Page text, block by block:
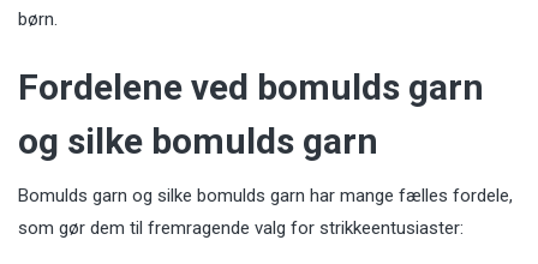
børn.
Fordelene ved bomulds garn
og silke bomulds garn
Bomulds garn og silke bomulds garn har mange fælles fordele,
som gør dem til fremragende valg for strikkeentusiaster: